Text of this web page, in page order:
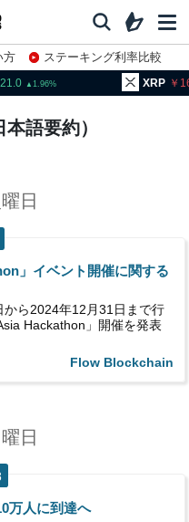
方
ステーキング利率比較
1.96 XRP
語要約）
日
」イベント開催に関する
ら2024年12月31日まで行
Hackathon」開催を発表
Flow Blockchain
日
万人に到達へ